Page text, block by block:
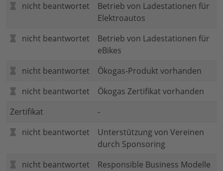
nicht beantwortet
Betrieb von Ladestationen für
Elektroautos
nicht beantwortet
Betrieb von Ladestationen für
eBikes
nicht beantwortet
Ökogas-Produkt vorhanden
nicht beantwortet
Ökogas Zertifikat vorhanden
Zertifikat
-
nicht beantwortet
Unterstützung von Vereinen
durch Sponsoring
nicht beantwortet
Responsible Business Modelle